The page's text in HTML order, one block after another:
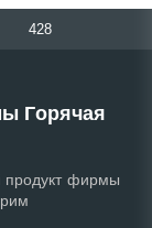
428
Горячая
фирмы